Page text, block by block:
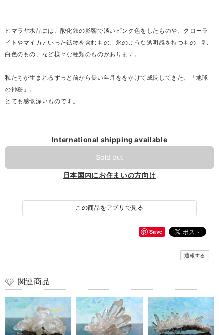
ヒマラヤ水晶には、酸化鉄の影響で淡いピンク色をしたものや、クローラ
イトやマイカといった鉱物を含むもの、氷のような透明感を持つもの、乳
白色のもの、など様々な種類のものがあります。
私たちが生まれるずっと前から長い年月ををかけて成長してきた、「地球
の神秘」。
とても感慨深いものです。
International shipping available
Sold out
日本国内にお住まいの方向け
この商品をアプリで見る
Save
通報する
関連商品